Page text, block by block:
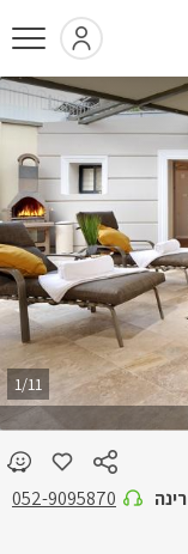
רינה 052-9095870
1/11